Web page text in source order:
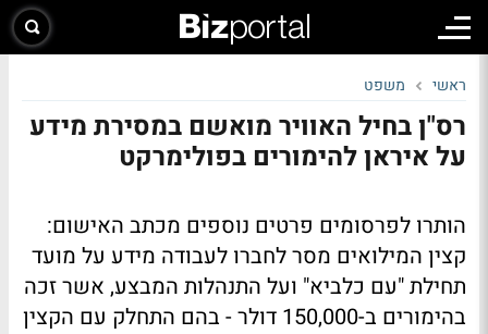
ראשי משפט
רס"ן בחיל האוויר מואשם במסירת מידע
על איראן להימורים בפולימרקט
הותרו לפרסומים פרטים נוספים מכתב האישום:
קצין המילואים מסר לחברו לעבודה מידע על מועד
תחילת "עם כלביא" ועל התנהלות המבצע, אשר זכה
בהימורים ב-150,000 דולר - בהם התחלק עם הקצין